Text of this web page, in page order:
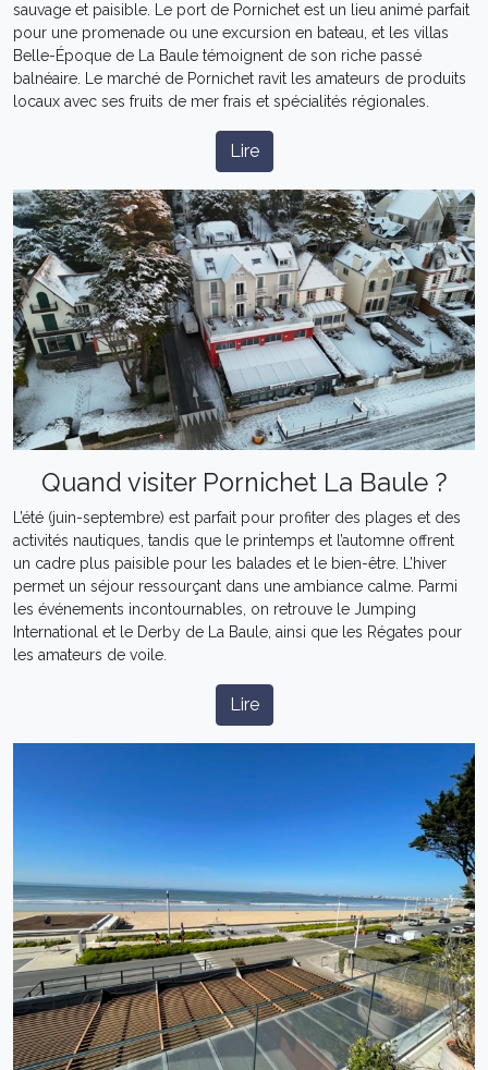
sauvage et paisible. Le port de Pornichet est un lieu animé parfait
pour une promenade ou une excursion en bateau, et les villas
Belle-Époque de La Baule témoignent de son riche passé
balnéaire. Le marché de Pornichet ravit les amateurs de produits
locaux avec ses fruits de mer frais et spécialités régionales.
Lire
Quand visiter Pornichet La Baule ?
L’été (juin-septembre) est parfait pour profiter des plages et des
activités nautiques, tandis que le printemps et l’automne offrent
un cadre plus paisible pour les balades et le bien-être. L’hiver
permet un séjour ressourçant dans une ambiance calme. Parmi
les événements incontournables, on retrouve le Jumping
International et le Derby de La Baule, ainsi que les Régates pour
les amateurs de voile.
Lire